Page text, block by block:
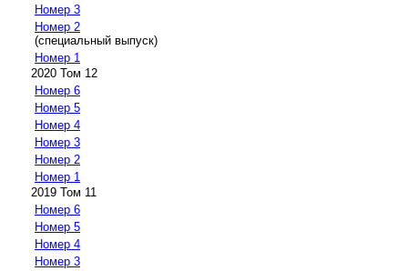
Номер 3
Номер 2
(специальный выпуск)
Номер 1
2020 Том 12
Номер 6
Номер 5
Номер 4
Номер 3
Номер 2
Номер 1
2019 Том 11
Номер 6
Номер 5
Номер 4
Номер 3